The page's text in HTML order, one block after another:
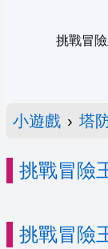
小遊戲 › 塔
挑戰冒險
挑戰冒險